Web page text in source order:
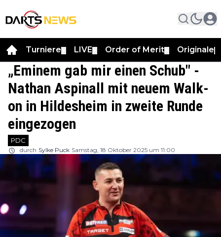
Turniere LIVE Order of Merit Originale
„Eminem gab mir einen Schub" -
Nathan Aspinall mit neuem Walk-
on in Hildesheim in zweite Runde
eingezogen
PDC
durch Sylke Puck Samstag, 18 Oktober 2025 um 11:00